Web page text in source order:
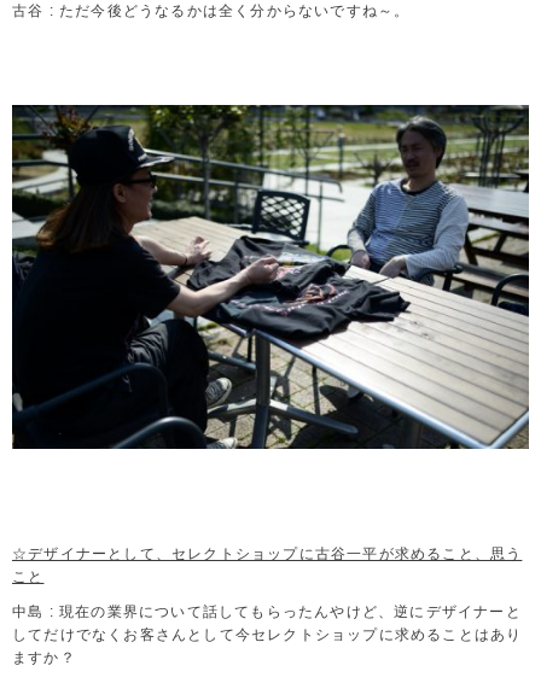
古谷 : ただ今後どうなるかは全く分からないですね～。
☆デザイナーとして、セレクトショップに古谷一平が求めること、思う
こと
中島 : 現在の業界について話してもらったんやけど、逆にデザイナーと
してだけでなくお客さんとして今セレクトショップに求めることはあり
ますか？